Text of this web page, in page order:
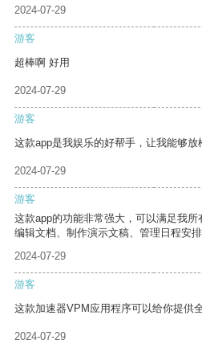
2024-07-29
游客
超棒啊 好用
2024-07-29
游客
这款app是我娱乐的好帮手，让我能够放
2024-07-29
游客
这款app的功能非常强大，可以满足我
编辑文档、制作演示文稿、管理日程安排
2024-07-29
游客
这款加速器VPM应用程序可以给你提供
2024-07-29